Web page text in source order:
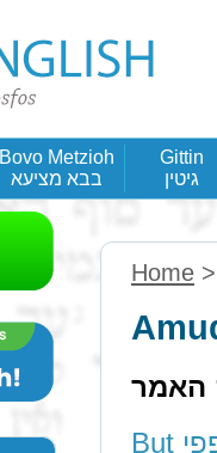
Bovo Metzioh
בבא מציעא
Gittin
גיטין
Home
האמר
But רב פפי said this verification - האמר רב פפי האי